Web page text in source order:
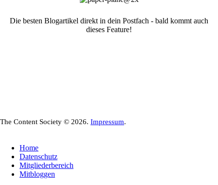
Die besten Blogartikel direkt in dein Postfach - bald kommt auch
dieses Feature!
The Content Society © 2026. Impressum.
Home
Datenschutz
Mitgliederbereich
Mitbloggen